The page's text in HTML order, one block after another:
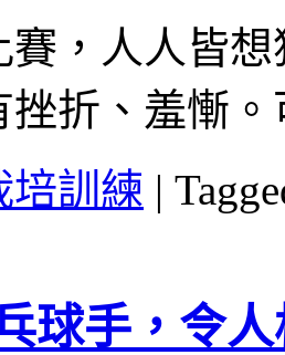
賽，人人皆
挫折、羞慚
培訓練 |
球手，令